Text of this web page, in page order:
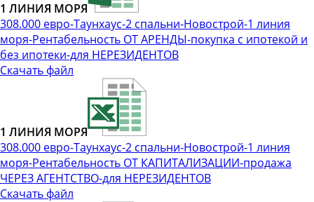
1 ЛИНИЯ МОРЯ
308.000 евро-Таунхаус-2 спальни-Новострой-1 линия
моря-Рентабельность ОТ АРЕНДЫ-покупка с ипотекой и
без ипотеки-для НЕРЕЗИДЕНТОВ
Скачать файл
1 ЛИНИЯ МОРЯ
308.000 евро-Таунхаус-2 спальни-Новострой-1 линия
моря-Рентабельность ОТ КАПИТАЛИЗАЦИИ-продажа
ЧЕРЕЗ АГЕНТСТВО-для НЕРЕЗИДЕНТОВ
Скачать файл